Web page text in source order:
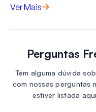
Ver Mais
Perguntas
Tem alguma dúvida
com nossas perguntas
estiver listada